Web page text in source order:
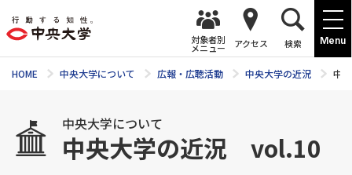
Menu
対象者別
メニュー アクセス 検索
HOME 中央大学について 広報・広聴活動 中央大学の近況 中
中央大学について
中央大学の近況 vol.10